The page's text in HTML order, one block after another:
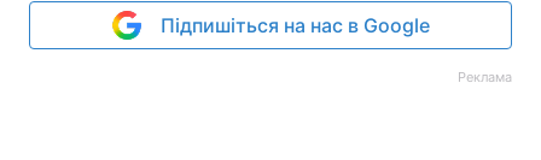
Підпишіться на нас в Google
Реклама